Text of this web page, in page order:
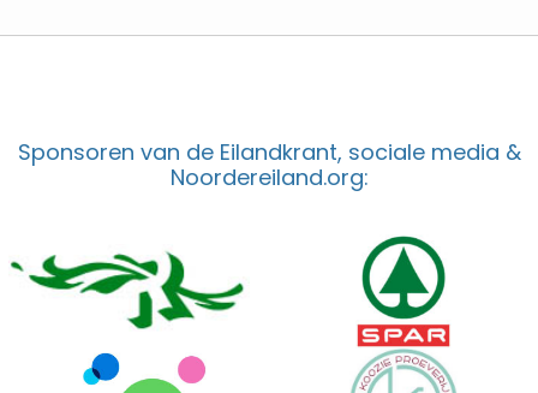
Sponsoren van de Eilandkrant, sociale media &
Noordereiland.org: